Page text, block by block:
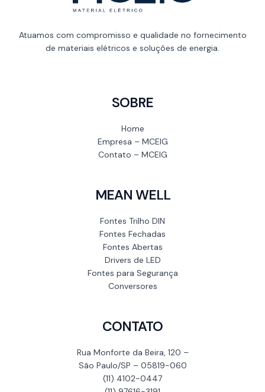
Atuamos com compromisso e qualidade no fornecimento
de materiais elétricos e soluções de energia.
SOBRE
Home
Empresa – MCEIG
Contato – MCEIG
MEAN WELL
Fontes Trilho DIN
Fontes Fechadas
Fontes Abertas
Drivers de LED
Fontes para Segurança
Conversores
CONTATO
Rua Monforte da Beira, 120 –
São Paulo/SP – 05819-060
(11) 4102-0447